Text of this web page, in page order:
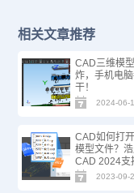
相关文章推荐
CAD三维模
炸，手机电
干！
2024-06-
CAD如何打
模型文件？
CAD 2024支
模型STEP/
啦！
2023-09-